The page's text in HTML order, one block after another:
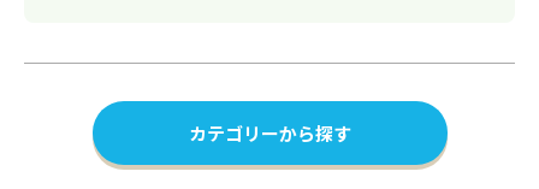
カテゴリーから探す